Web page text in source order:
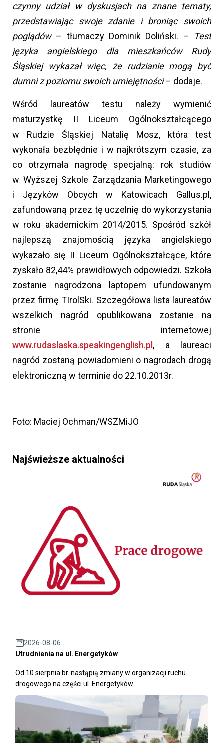
czynny udział w dyskusjach na znane tematy,
przedstawiając swoje zdanie i broniąc swoich
poglądów– tłumaczy Dominik Doliński. –
Test
języka angielskiego dla mieszkańców Rudy
Śląskiej wykazał więc, że rudzianie mogą być
dumni z poziomu swoich umiejętności– dodaje.
Wśród laureatów testu należy wymienić
maturzystkę II Liceum Ogólnokształcącego
w Rudzie Śląskiej Natalię Mosz, która test
wykonała bezbłędnie i w najkrótszym czasie, za
co otrzymała nagrodę specjalną: rok studiów
w Wyższej Szkole Zarządzania Marketingowego
i Języków Obcych w Katowicach Gallus.pl,
zafundowaną przez tę uczelnię do wykorzystania
w roku akademickim 2014/2015. Spośród szkół
najlepszą znajomością języka angielskiego
wykazało się II Liceum Ogólnokształcące, które
zyskało 82,44% prawidłowych odpowiedzi. Szkoła
zostanie nagrodzona laptopem ufundowanym
przez firmę TIrolSki. Szczegółowa lista laureatów
wszelkich nagród opublikowana zostanie na
stronie internetowej
www.rudaslaska.speakingenglish.pl , a laureaci
nagród zostaną powiadomieni o nagrodach drogą
elektroniczną w terminie do 22.10.2013r.
Foto: Maciej Ochman/WSZMiJO
Najświeższe aktualności
2026-08-06
Utrudnienia na ul. Energetyków
Od 10 sierpnia br. nastąpią zmiany w organizacji ruchu
drogowego na części ul. Energetyków.